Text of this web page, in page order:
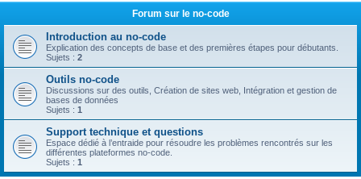
Forum sur le no-code
Introduction au no-code
Explication des concepts de base et des premières étapes pour débutants.
Sujets : 2
Outils no-code
Discussions sur des outils, Création de sites web, Intégration et gestion de
bases de données
Sujets : 1
Support technique et questions
Espace dédié à l’entraide pour résoudre les problèmes rencontrés sur les
différentes plateformes no-code.
Sujets : 1